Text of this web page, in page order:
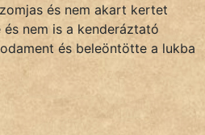
és nem akart kertet
nem is a kenderáztató
és beleöntötte a lukba